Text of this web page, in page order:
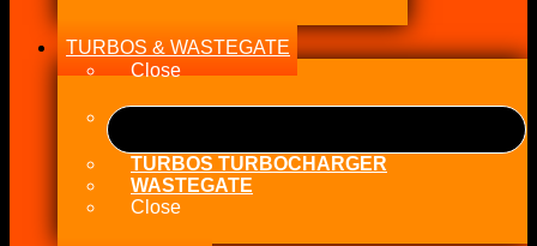
TURBOS & WASTEGATE
Close
TURBOS TURBOCHARGER
WASTEGATE
Close